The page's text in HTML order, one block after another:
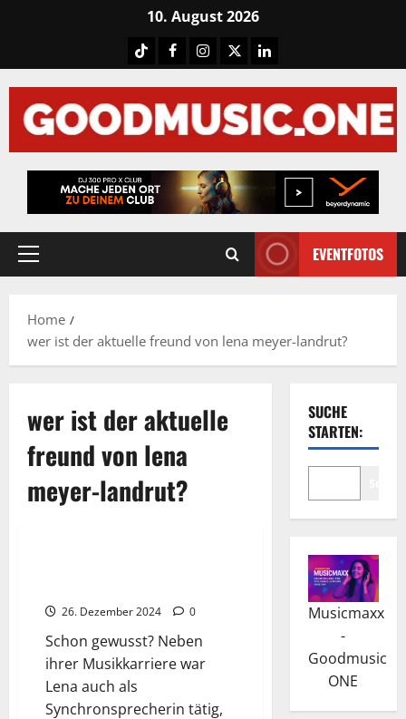
10. August 2026
TiktokFacebook
Instagram
X LinkedIN
Primary
EVENTFOTOS
Home
wer ist der aktuelle freund von lena meyer-landrut?
wer ist der aktuelle
freund von lena
meyer-landrut?
26. Dezember 2024 0
Schon gewusst? Neben
ihrer Musikkarriere war
Lena auch als
Synchronsprecherin tätig,
SUCHE
STARTEN:
Musicmaxx
-
Goodmusic
ONE